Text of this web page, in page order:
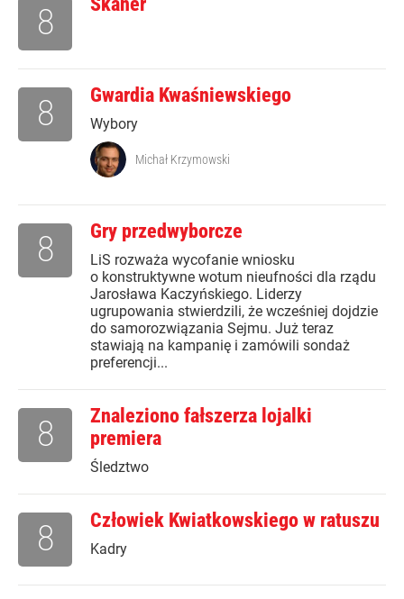
8
Gwardia Kwaśniewskiego
Wybory
8
Michał Krzymowski
Gry przedwyborcze
LiS rozważa wycofanie wniosku
o konstruktywne wotum nieufności dla rządu
Jarosława Kaczyńskiego. Liderzy
ugrupowania stwierdzili, że wcześniej dojdzie
do samorozwiązania Sejmu. Już teraz
stawiają na kampanię i zamówili sondaż
preferencji...
8
Znaleziono fałszerza lojalki
premiera
Śledztwo
8
Człowiek Kwiatkowskiego w ratuszu
Kadry
8